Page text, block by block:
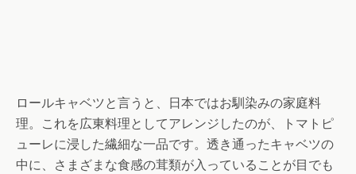
ロールキャベツと言うと、日本ではお馴染みの家庭料
理。これを広東料理としてアレンジしたのが、トマトピ
ューレに浸した繊細な一品です。透き通ったキャベツの
中に、さまざまな食感の茸類が入っていることが目でも